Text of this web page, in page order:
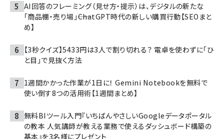
AI回答のフレーミング（見せ方・提示）は、デジタルの新たな
「商品棚・売り場」――ChatGPT時代の新しい購買行動【SEOまと
め】
【3秒クイズ】5433円は3人で割り切れる？ 電卓を使わずに「ひ
と目」で見抜く方法
1週間かかった作業が1日に！ Gemini Notebookを無料で
使い倒す8つの活用術【1週間まとめ】
無料BIツール入門『いちばんやさしいGoogleデータポータル
の教本 人気講師が教える業務で使えるダッシュボード構築の
基本』を3名様にプレゼント